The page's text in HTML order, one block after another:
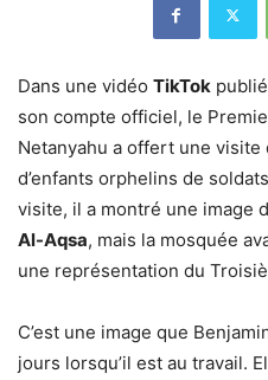
Dans une vidéo TikTok
son compte officiel, le
Netanyahu a offert une
d’enfants orphelins de
visite, il a montré une image
Al-Aqsa, mais la mosquée
une représentation du
C’est une image que
jours lorsqu’il est au travail.